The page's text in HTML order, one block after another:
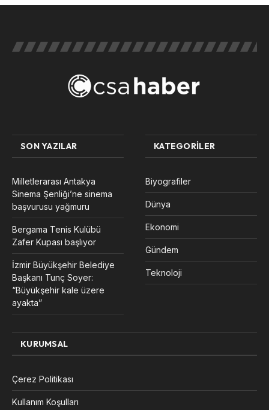
SON YAZILAR
Milletlerarası Antakya
Sinema Şenliği’ne sinema
başvurusu yağmuru
Bergama Tenis Kulübü
Zafer Kupası başlıyor
İzmir Büyükşehir Belediye
Başkanı Tunç Soyer:
“Büyükşehir kale üzere
ayakta”
KATEGORILER
Biyografiler
Dünya
Ekonomi
Gündem
Teknoloji
KURUMSAL
Çerez Politikası
Kullanım Koşulları